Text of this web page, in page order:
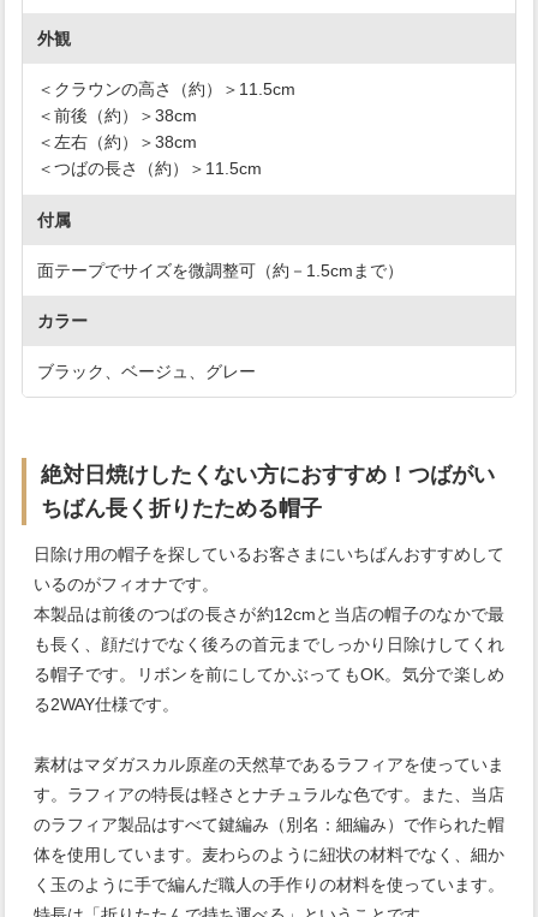
外観
＜クラウンの高さ（約）＞11.5cm
＜前後（約）＞38cm
＜左右（約）＞38cm
＜つばの長さ（約）＞11.5cm
付属
面テープでサイズを微調整可（約－1.5cmまで）
カラー
ブラック、ベージュ、グレー
絶対日焼けしたくない方におすすめ！つばがい
ちばん長く折りたためる帽子
日除け用の帽子を探しているお客さまにいちばんおすすめして
いるのがフィオナです。
本製品は前後のつばの長さが約12cmと当店の帽子のなかで最
も長く、顔だけでなく後ろの首元までしっかり日除けしてくれ
る帽子です。リボンを前にしてかぶってもOK。気分で楽しめ
る2WAY仕様です。
素材はマダガスカル原産の天然草であるラフィアを使っていま
す。ラフィアの特長は軽さとナチュラルな色です。また、当店
のラフィア製品はすべて鍵編み（別名：細編み）で作られた帽
体を使用しています。麦わらのように紐状の材料でなく、細か
く玉のように手で編んだ職人の手作りの材料を使っています。